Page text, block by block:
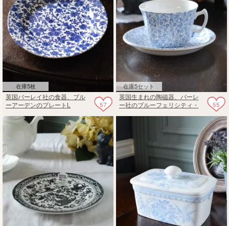
在庫5枚
57
英国バーレイ社の食器、ブル
ーアーデンのプレートL
在庫5セット
55
英国生まれの陶磁器、バーレ
ー社のブルーフェリシティ・